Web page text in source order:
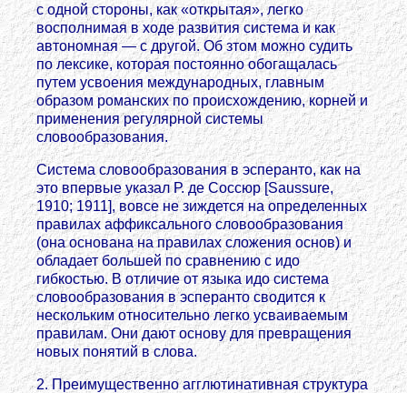
с одной стороны, как «открытая», легко
восполнимая в ходе развития система и как
автономная — с другой. Об зтом можно судить
по лексике, которая постоянно обогащалась
путем усвоения международных, главным
образом романских по происхождению, корней и
применения регулярной системы
словообразования.
Система словообразования в эсперанто, как на
это впервые указал Р. де Соссюр [Saussure,
1910; 1911], вовсе не зиждется на определенных
правилах аффиксального словообразования
(она основана на правилах сложения основ) и
обладает большей по сравнению с идо
гибкостью. В отличие от языка идо система
словообразования в эсперанто сводится к
нескольким относительно легко усваиваемым
правилам. Они дают основу для превращения
новых понятий в слова.
2. Преимущественно агглютинативная структура